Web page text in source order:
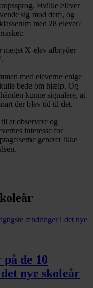
Hvilke elever
sig mod dem, og
med 28 elever?
meget X-elev afbryder
med eleverne enige
bede om hjælp. Og
kunne signalere, at
der blev tid til det.
at observere og
interesse for
generer ikke
de 10
nye skoleår